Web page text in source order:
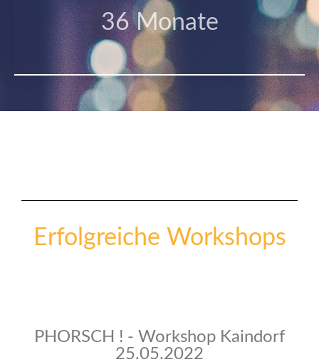
36 Monate
Erfolgreiche Workshops
PHORSCH ! - Workshop Kaindorf
25.05.2022